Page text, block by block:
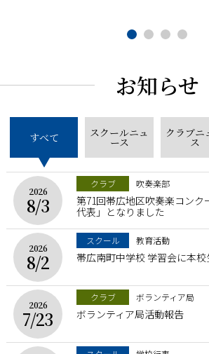
お知らせ
すべて スクールニュ
ース
クラブニ
ス
2026
8/3
クラブ 吹奏楽部
第71回帯広地区吹奏楽コンク
代表」となりました
2026
8/2
スクール 教育活動
帯広南町中学校 学習会に本
2026
7/23
クラブ ボランティア局
ボランティア局活動報告